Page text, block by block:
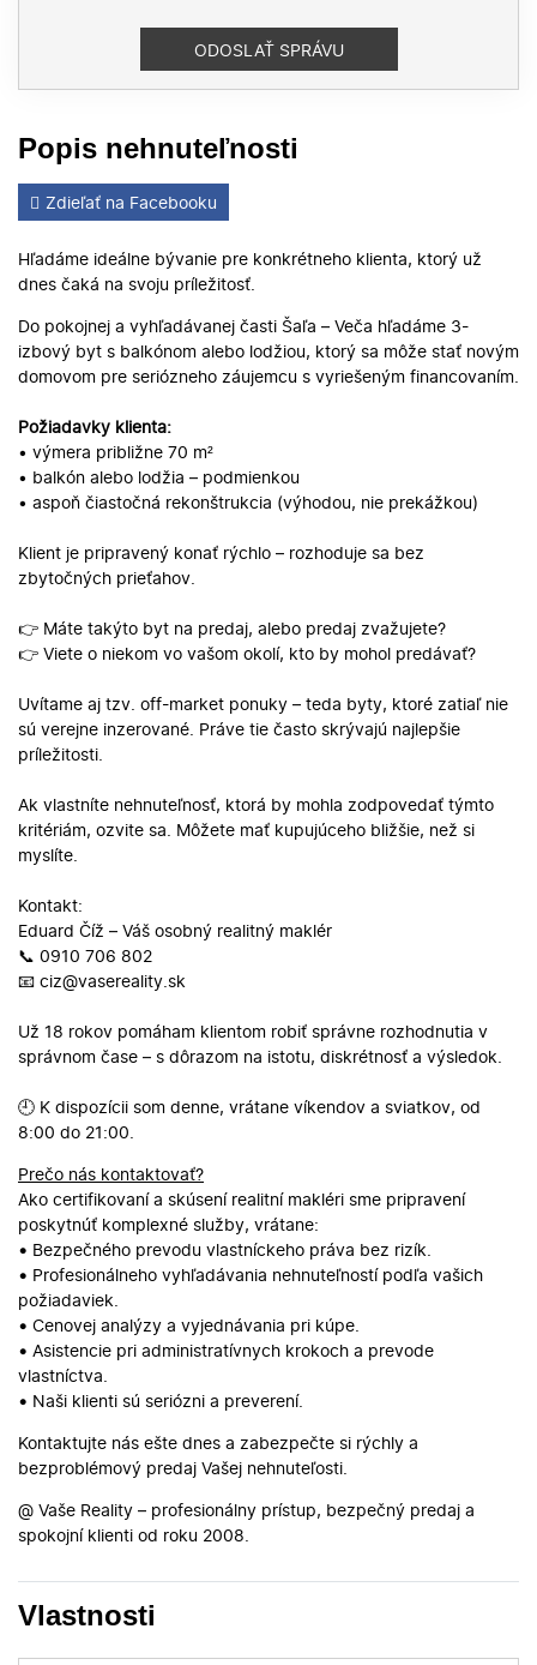
Popis nehnuteľnosti
Zdieľať na Facebooku
Hľadáme ideálne bývanie pre konkrétneho klienta, ktorý už
dnes čaká na svoju príležitosť.
Do pokojnej a vyhľadávanej časti Šaľa – Veča hľadáme 3-
izbový byt s balkónom alebo lodžiou, ktorý sa môže stať novým
domovom pre seriózneho záujemcu s vyriešeným financovaním.
Požiadavky klienta:
• výmera približne 70 m²
• balkón alebo lodžia – podmienkou
• aspoň čiastočná rekonštrukcia (výhodou, nie prekážkou)
Klient je pripravený konať rýchlo – rozhoduje sa bez
zbytočných prieťahov.
👉 Máte takýto byt na predaj, alebo predaj zvažujete?
👉 Viete o niekom vo vašom okolí, kto by mohol predávať?
Uvítame aj tzv. off-market ponuky – teda byty, ktoré zatiaľ nie
sú verejne inzerované. Práve tie často skrývajú najlepšie
príležitosti.
Ak vlastníte nehnuteľnosť, ktorá by mohla zodpovedať týmto
kritériám, ozvite sa. Môžete mať kupujúceho bližšie, než si
myslíte.
Kontakt:
Eduard Číž – Váš osobný realitný maklér
📞 0910 706 802
📧 ciz@vasereality.sk
Už 18 rokov pomáham klientom robiť správne rozhodnutia v
správnom čase – s dôrazom na istotu, diskrétnosť a výsledok.
🕘 K dispozícii som denne, vrátane víkendov a sviatkov, od
8:00 do 21:00.
Prečo nás kontaktovať?
Ako certifikovaní a skúsení realitní makléri sme pripravení
poskytnúť komplexné služby, vrátane:
• Bezpečného prevodu vlastníckeho práva bez rizík.
• Profesionálneho vyhľadávania nehnuteľností podľa vašich
požiadaviek.
• Cenovej analýzy a vyjednávania pri kúpe.
• Asistencie pri administratívnych krokoch a prevode
vlastníctva.
• Naši klienti sú seriózni a preverení.
Kontaktujte nás ešte dnes a zabezpečte si rýchly a
bezproblémový predaj Vašej nehnuteľosti.
@ Vaše Reality – profesionálny prístup, bezpečný predaj a
spokojní klienti od roku 2008.
Vlastnosti